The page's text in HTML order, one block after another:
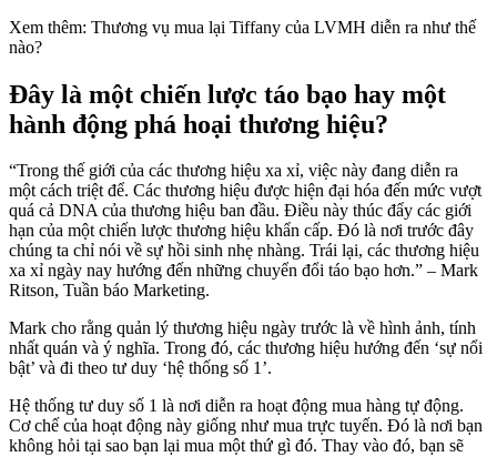
Xem thêm: Thương vụ mua lại Tiffany của LVMH diễn ra như thế
nào?
Đây là một chiến lược táo bạo hay một
hành động phá hoại thương hiệu?
“Trong thế giới của các thương hiệu xa xỉ, việc này đang diễn ra
một cách triệt để. Các thương hiệu được hiện đại hóa đến mức vượt
quá cả DNA của thương hiệu ban đầu. Điều này thúc đẩy các giới
hạn của một chiến lược thương hiệu khẩn cấp. Đó là nơi trước đây
chúng ta chỉ nói về sự hồi sinh nhẹ nhàng. Trái lại, các thương hiệu
xa xỉ ngày nay hướng đến những chuyển đổi táo bạo hơn.” – Mark
Ritson, Tuần báo Marketing.
Mark cho rằng quản lý thương hiệu ngày trước là về hình ảnh, tính
nhất quán và ý nghĩa. Trong đó, các thương hiệu hướng đến ‘sự nổi
bật’ và đi theo tư duy ‘hệ thống số 1’.
Hệ thống tư duy số 1 là nơi diễn ra hoạt động mua hàng tự động.
Cơ chế của hoạt động này giống như mua trực tuyến. Đó là nơi bạn
không hỏi tại sao bạn lại mua một thứ gì đó. Thay vào đó, bạn sẽ